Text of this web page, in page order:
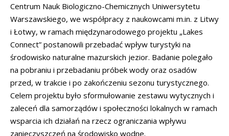
Centrum Nauk Biologiczno-Chemicznych Uniwersytetu
Warszawskiego, we współpracy z naukowcami m.in. z Litwy
i Łotwy, w ramach międzynarodowego projektu „Lakes
Connect” postanowili przebadać wpływ turystyki na
środowisko naturalne mazurskich jezior. Badanie polegało
na pobraniu i przebadaniu próbek wody oraz osadów
przed, w trakcie i po zakończeniu sezonu turystycznego.
Celem projektu było sformułowanie zestawu wytycznych i
zaleceń dla samorządów i społeczności lokalnych w ramach
wsparcia ich działań na rzecz ograniczania wpływu
zanieczyszczeń na środowisko wodne.